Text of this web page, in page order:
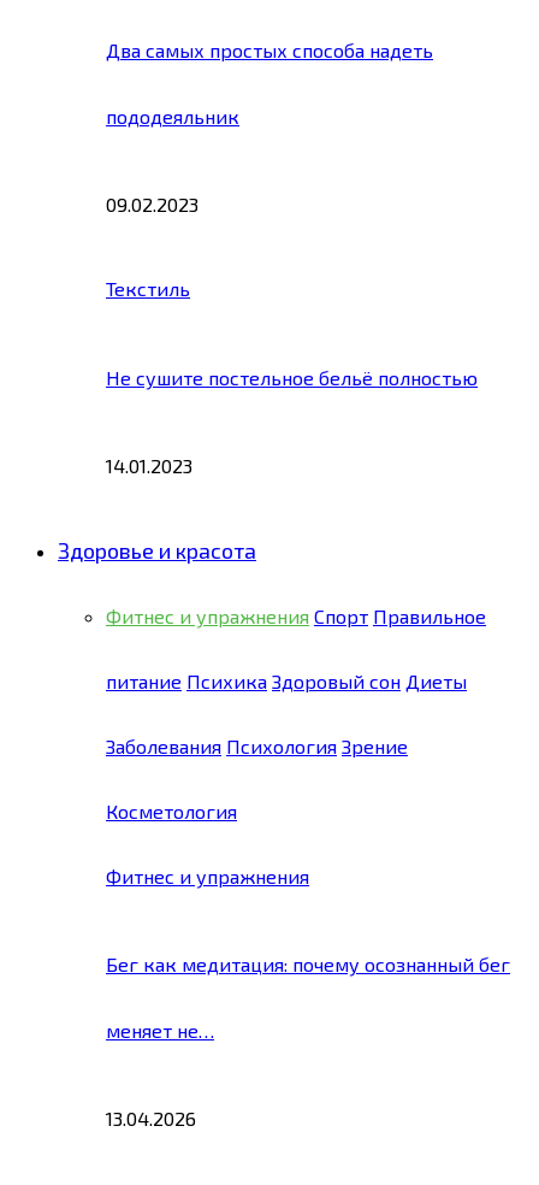
Два самых простых способа надеть
пододеяльник
09.02.2023
Текстиль
Не сушите постельное бельё полностью
14.01.2023
Здоровье и красота
Фитнес и упражнения Спорт Правильное
питание Психика Здоровый сон Диеты
Заболевания Психология Зрение
Косметология
Фитнес и упражнения
Бег как медитация: почему осознанный бег
меняет не…
13.04.2026